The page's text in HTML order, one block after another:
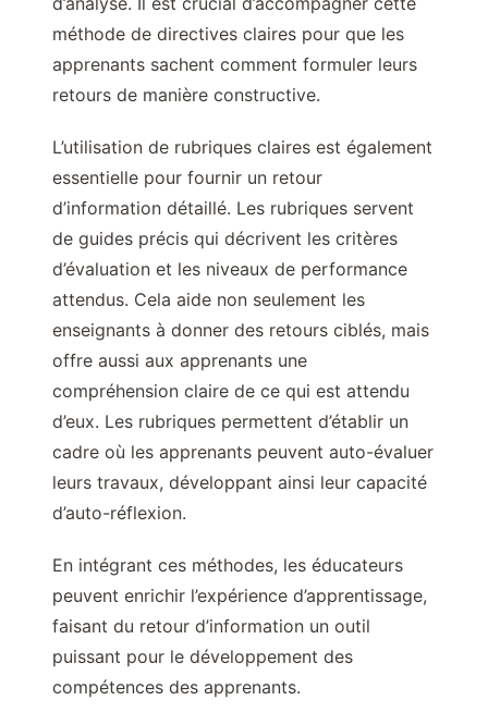
méthode de directives claires pour que les
apprenants sachent comment formuler leurs
retours de manière constructive.
L’utilisation de rubriques claires est également
essentielle pour fournir un retour
d’information détaillé. Les rubriques servent
de guides précis qui décrivent les critères
d’évaluation et les niveaux de performance
attendus. Cela aide non seulement les
enseignants à donner des retours ciblés, mais
offre aussi aux apprenants une
compréhension claire de ce qui est attendu
d’eux. Les rubriques permettent d’établir un
cadre où les apprenants peuvent auto-évaluer
leurs travaux, développant ainsi leur capacité
d’auto-réflexion.
En intégrant ces méthodes, les éducateurs
peuvent enrichir l’expérience d’apprentissage,
faisant du retour d’information un outil
puissant pour le développement des
compétences des apprenants.